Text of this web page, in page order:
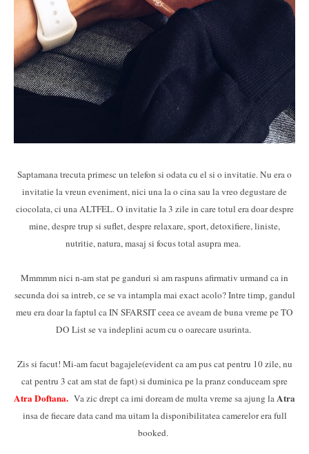
Saptamana trecuta primesc un telefon si odata cu el si o invitatie. Nu era o
invitatie la vreun eveniment, nici una la o cina sau la vreo degustare de
ciocolata, ci una ALTFEL. O invitatie la 3 zile in care totul era doar despre
mine, despre trup si suflet, despre relaxare, sport, detoxifiere, liniste,
nutritie, natura, masaj si focus total asupra mea.
Mmmmm nici n-am stat pe ganduri si am raspuns afirmativ urmand ca in
secunda doi sa intreb, ce se va intampla mai exact acolo? Intre timp, gandul
meu era doar la faptul ca IN SFARSIT ceea ce aveam de buna vreme pe TO
DO List se va indeplini acum cu o oarecare usurinta.
Zis si facut! Mi-am facut bagajele(evident ca am pus cat pentru 10 zile, nu
cat pentru 3 cat am stat de fapt) si duminica pe la pranz conduceam spre
Atra Doftana. Va zic drept ca imi doream de multa vreme sa ajung laAtra
insa de fiecare data cand ma uitam la disponibilitatea camerelor era full
booked.